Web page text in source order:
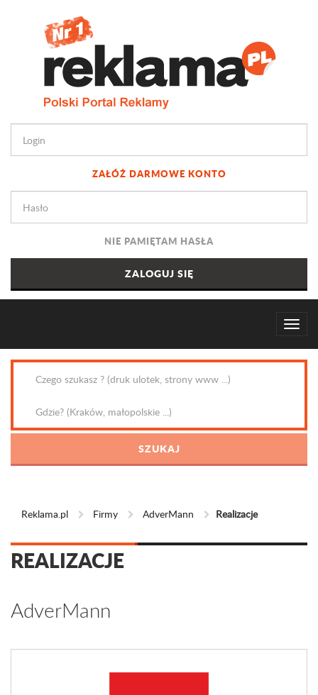
ZAŁÓŻ DARMOWE KONTO
NIE PAMIĘTAM HASŁA
Reklama.pl Firmy AdverMann Realizacje
REALIZACJE
AdverMann